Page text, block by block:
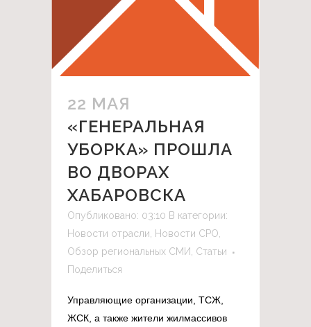
22 МАЯ
«ГЕНЕРАЛЬНАЯ
УБОРКА» ПРОШЛА
ВО ДВОРАХ
ХАБАРОВСКА
Опубликовано: 03:10 В категории:
Новости отрасли
Новости СРО
Обзор региональных СМИ
Статьи
Поделиться
Управляющие организации, ТСЖ,
ЖСК, а также жители жилмассивов